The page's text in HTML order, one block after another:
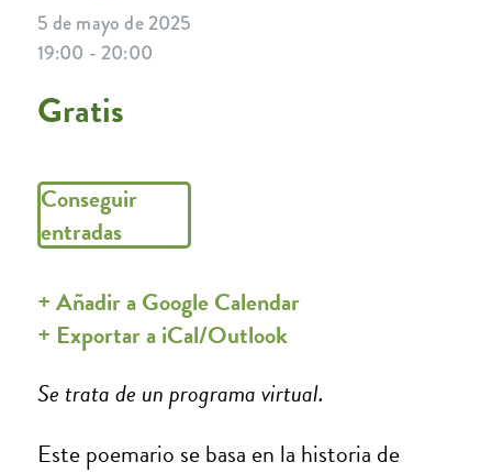
5 de mayo de 2025
19:00 - 20:00
Gratis
Conseguir
entradas
+ Añadir a Google Calendar
+ Exportar a iCal/Outlook
Se trata de un programa virtual.
Este poemario se basa en la historia de